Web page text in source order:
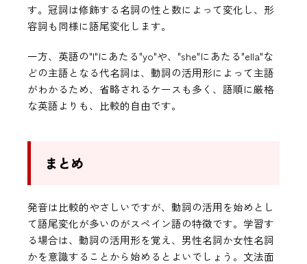
す。冠詞は修飾する名詞の性と数によって変化し、形
容詞も同様に語尾変化します。
一方、英語の"I"にあたる"yo"や、"she"にあたる"ella"な
どの主語となる代名詞は、動詞の活用形によって主語
がわかるため、省略されるケースも多く、語順に厳格
な英語よりも、比較的自由です。
まとめ
発音は比較的やさしいですが、動詞の活用を始めとし
て語尾変化が多いのがスペイン語の特徴です。学習す
る場合は、動詞の活用形を覚え、男性名詞か女性名詞
かを意識することから始めるとよいでしょう。文法面